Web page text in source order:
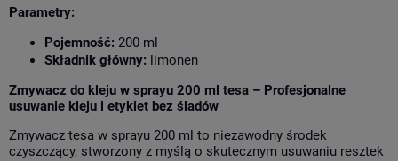
Parametry:
Pojemność: 200 ml
Składnik główny: limonen
Zmywacz do kleju w sprayu 200 ml tesa – Profesjonalne
usuwanie kleju i etykiet bez śladów
Zmywacz tesa w sprayu 200 ml to niezawodny środek
czyszczący, stworzony z myślą o skutecznym usuwaniu resztek